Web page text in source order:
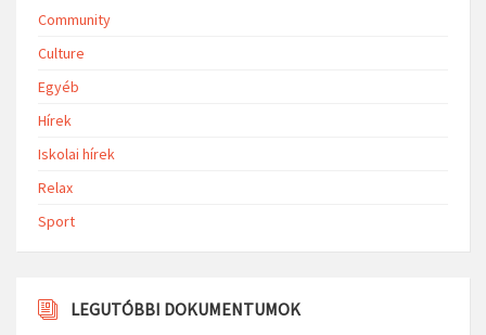
Community
Culture
Egyéb
Hírek
Iskolai hírek
Relax
Sport
LEGUTÓBBI DOKUMENTUMOK